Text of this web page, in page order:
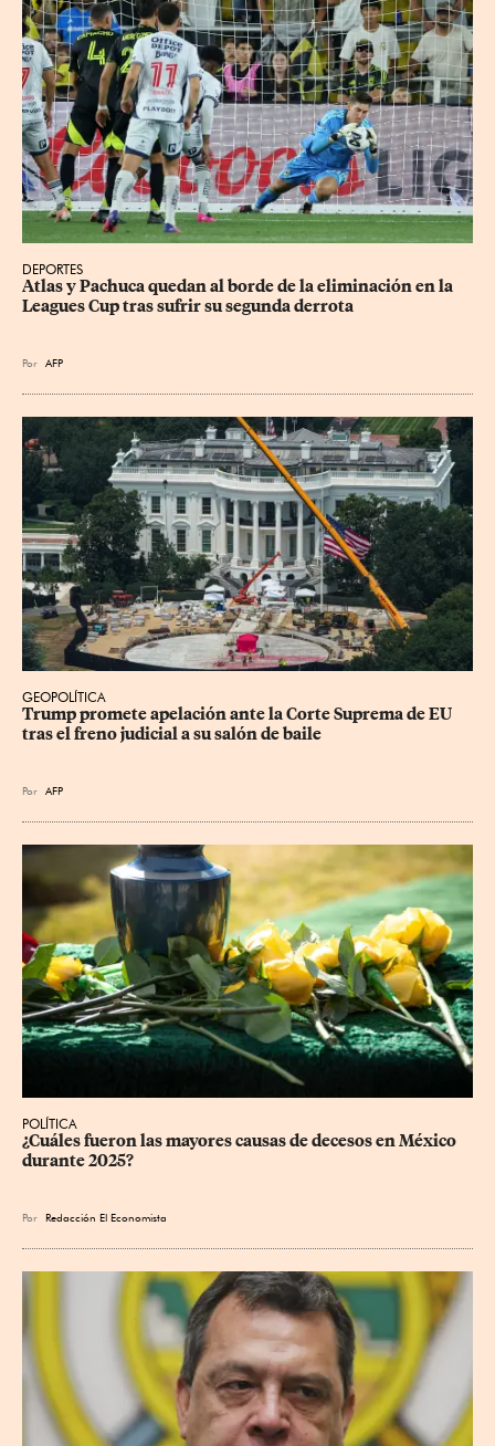
DEPORTES
Atlas y Pachuca quedan al borde de la eliminación en la
Leagues Cup tras sufrir su segunda derrota
Por AFP
GEOPOLÍTICA
Trump promete apelación ante la Corte Suprema de EU
tras el freno judicial a su salón de baile
Por AFP
POLÍTICA
¿Cuáles fueron las mayores causas de decesos en México
durante 2025?
Por Redacción El Economista